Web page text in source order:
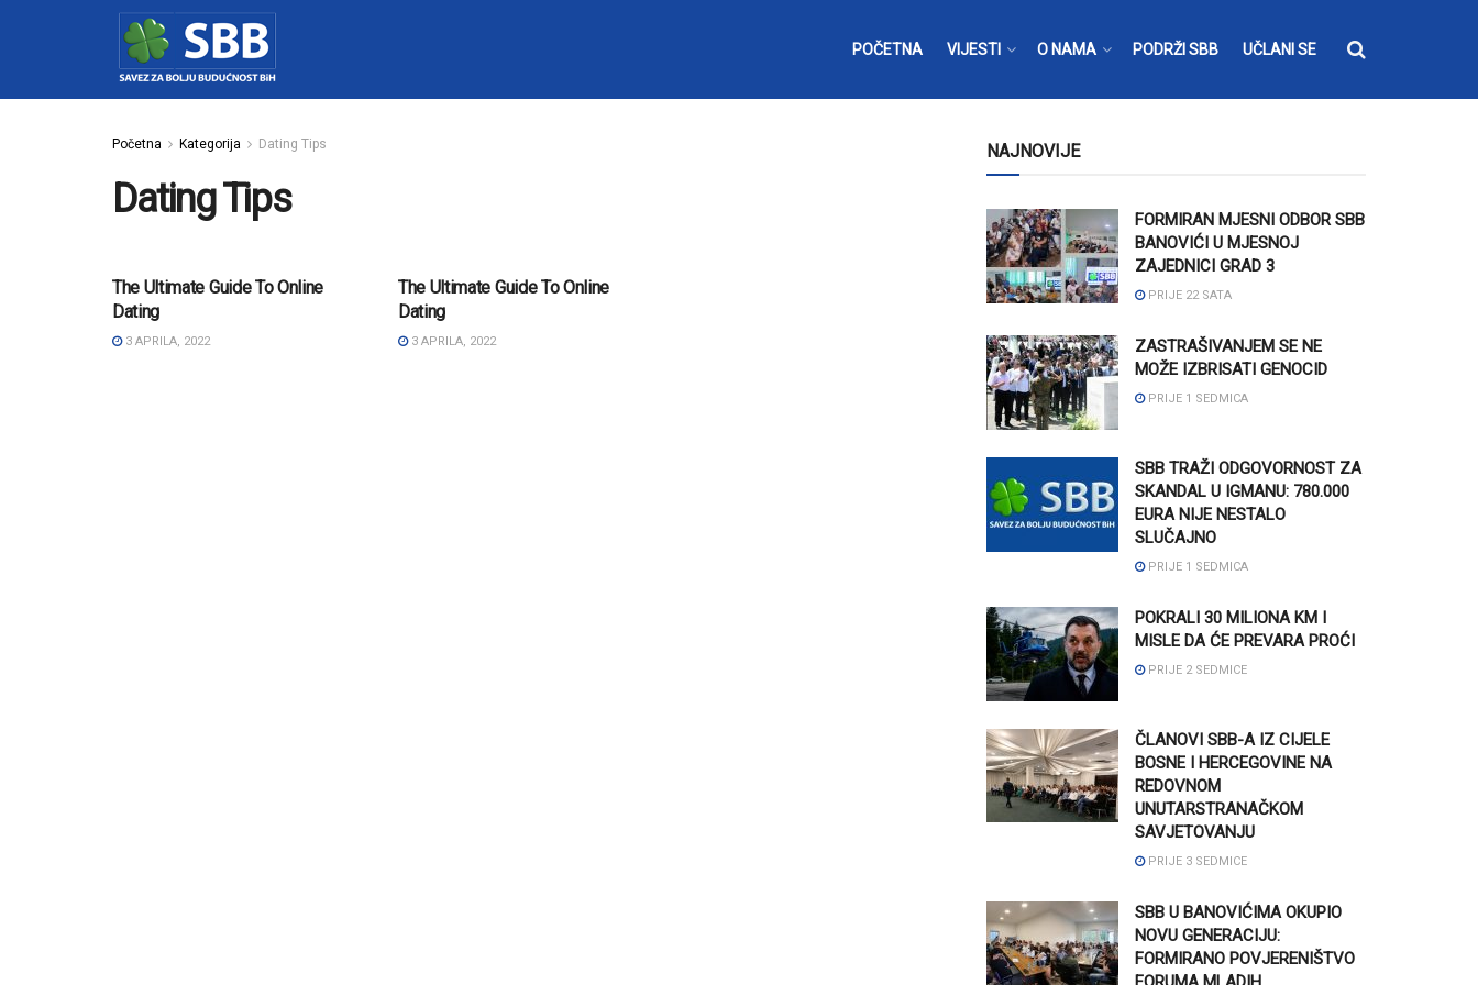
POČETNA VIJESTI O NAMA PODRŽI SBB UČLANI SE
Početna Kategorija Dating Tips
Dating Tips
The Ultimate Guide To Online
Dating
3 APRILA, 2022
The Ultimate Guide To Online
Dating
3 APRILA, 2022
NAJNOVIJE
FORMIRAN MJESNI ODBOR SBB
BANOVIĆI U MJESNOJ
ZAJEDNICI GRAD 3
PRIJE 22 SATA
ZASTRAŠIVANJEM SE NE
MOŽE IZBRISATI GENOCID
PRIJE 1 SEDMICA
SBB TRAŽI ODGOVORNOST ZA
SKANDAL U IGMANU: 780.000
EURA NIJE NESTALO
SLUČAJNO
PRIJE 1 SEDMICA
POKRALI 30 MILIONA KM I
MISLE DA ĆE PREVARA PROĆI
PRIJE 2 SEDMICE
ČLANOVI SBB-A IZ CIJELE
BOSNE I HERCEGOVINE NA
REDOVNOM
UNUTARSTRANAČKOM
SAVJETOVANJU
PRIJE 3 SEDMICE
SBB U BANOVIĆIMA OKUPIO
NOVU GENERACIJU:
FORMIRANO POVJERENIŠTVO